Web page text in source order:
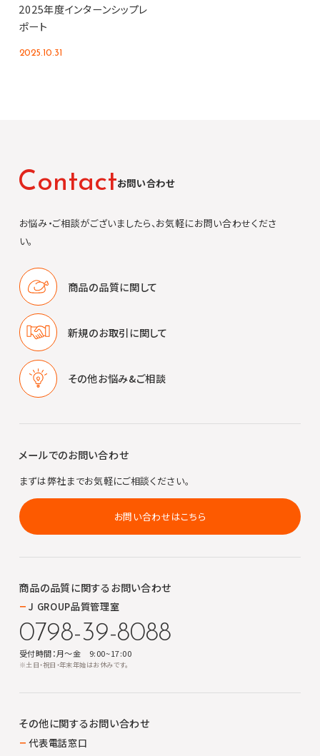
2025年度インターンシップレ
ポート
2025.10.31
Contactお問い合わせ
お悩み・ご相談がございましたら、お気軽にお問い合わせくださ
い。
商品の品質に関して
新規のお取引に関して
その他お悩み&ご相談
メールでのお問い合わせ
まずは弊社までお気軽にご相談ください。
お問い合わせはこちら
商品の品質に関するお問い合わせ
J GROUP品質管理室
0798-39-8088
受付時間：月～金 9:00~17:00
※土日・祝日・年末年始はお休みです。
その他に関するお問い合わせ
代表電話窓口